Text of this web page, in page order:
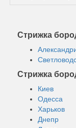
Стрижка
Стрижка
Киев
Одесса
Харьков
Днепр